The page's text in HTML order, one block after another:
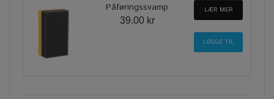
Påføringssvamp
39.00 kr
LÆR MER